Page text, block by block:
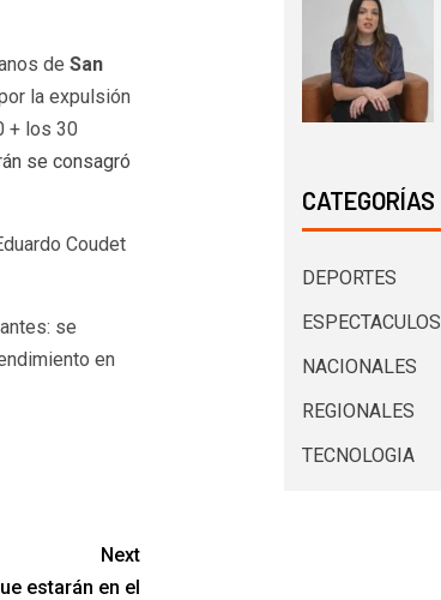
de San
la expulsión
+ los 30
se consagró
Coudet
se
en
Next
estarán en el
CATEGORÍAS
DEPORTES
ESPECTACULOS
NACIONALES
REGIONALES
TECNOLOGIA